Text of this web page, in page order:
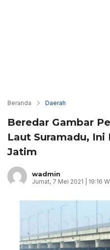
Beranda Daerah
Beredar Gambar
Laut Suramadu, Ini
Jatim
wadmin
Jumat, 7 Mei 2021 | 19:16